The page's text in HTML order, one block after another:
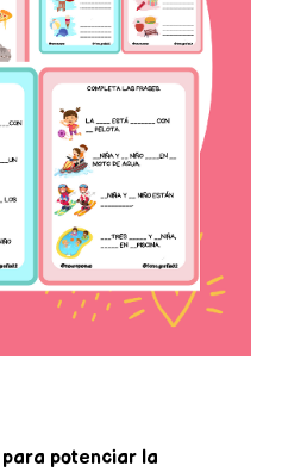
potenciar la